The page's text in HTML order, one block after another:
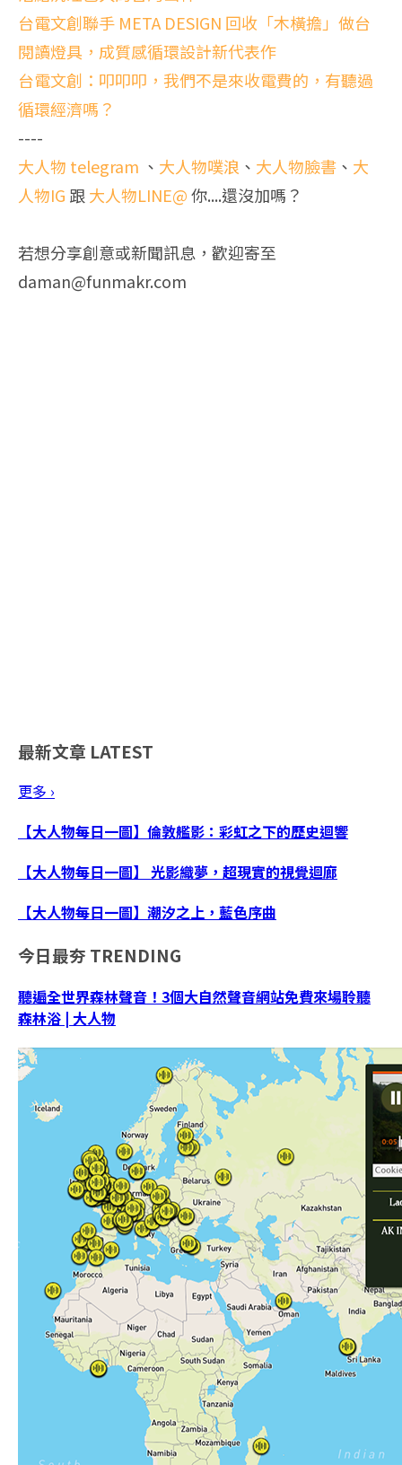
台電文創聯手 META DESIGN 回收「木橫擔」做台
閱讀燈具，成質感循環設計新代表作
台電文創：叩叩叩，我們不是來收電費的，有聽過
循環經濟嗎？
----
大人物 telegram 、 大人物噗浪 、 大人物臉書 、 大
人物IG 跟大人物LINE@你....還沒加嗎？
若想分享創意或新聞訊息，歡迎寄至
daman@funmakr.com
最新文章 LATEST
更多 ›
【大人物每日一圖】倫敦艦影：彩虹之下的歷史迴響
【大人物每日一圖】 光影織夢，超現實的視覺迴廊
【大人物每日一圖】潮汐之上，藍色序曲
今日最夯 TRENDING
聽遍全世界森林聲音！3個大自然聲音網站免費來場聆聽
森林浴 | 大人物